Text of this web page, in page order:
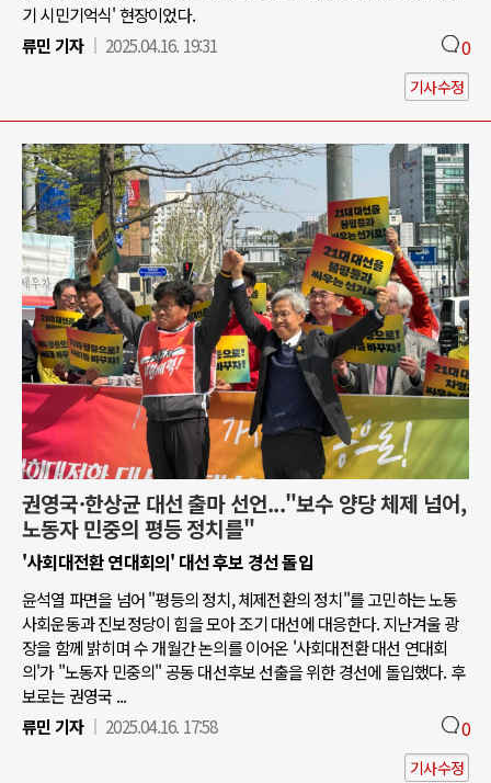
기 시민기억식' 현장이었다.
류민 기자
2025.04.16. 19:31 0
기사수정
권영국·한상균 대선 출마 선언..."보수 양당 체제 넘어,
노동자 민중의 평등 정치를"
'사회대전환 연대회의' 대선 후보 경선 돌입
윤석열 파면을 넘어 "평등의 정치, 체제전환의 정치"를 고민하는 노동
사회운동과 진보정당이 힘을 모아 조기 대선에 대응한다. 지난겨울 광
장을 함께 밝히며 수 개월간 논의를 이어온 '사회대전환 대선 연대회
의'가 "노동자 민중의" 공동 대선후보 선출을 위한 경선에 돌입했다. 후
보로는 권영국 ...
류민 기자
2025.04.16. 17:58 0
기사수정